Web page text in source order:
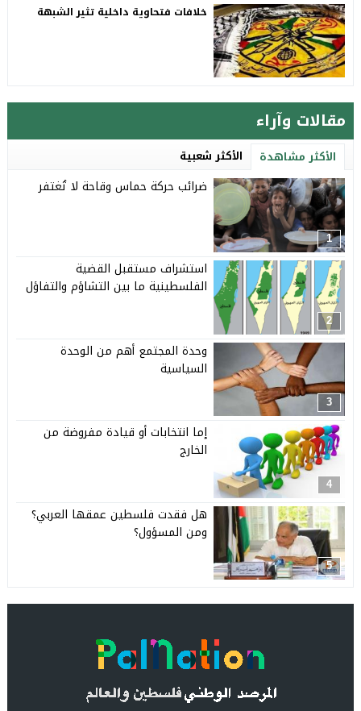
خلافات فتحاوية داخلية تثير الشبهة
مقالات وآراء
الأكثر مشاهدة الأكثر شعبية
1
ضرائب حركة حماس وقاحة لا تُغتفر
2
استشراف مستقبل القضية
الفلسطينية ما بين التشاؤم والتفاؤل
3
وحدة المجتمع أهم من الوحدة
السياسية
4
إما انتخابات أو قيادة مفروضة من
الخارج
5
هل فقدت فلسطين عمقها العربي؟
ومن المسؤول؟